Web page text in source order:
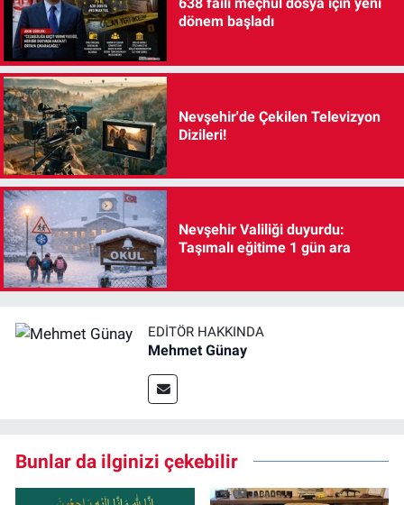
dönem başladı
Nevşehir'de Çekilen Televizyon
Dizileri!
Nevşehir Valiliği duyurdu:
Taşımalı eğitime 1 gün ara
EDITÖR HAKKINDA
Mehmet Günay
Bunlar da ilginizi çekebilir